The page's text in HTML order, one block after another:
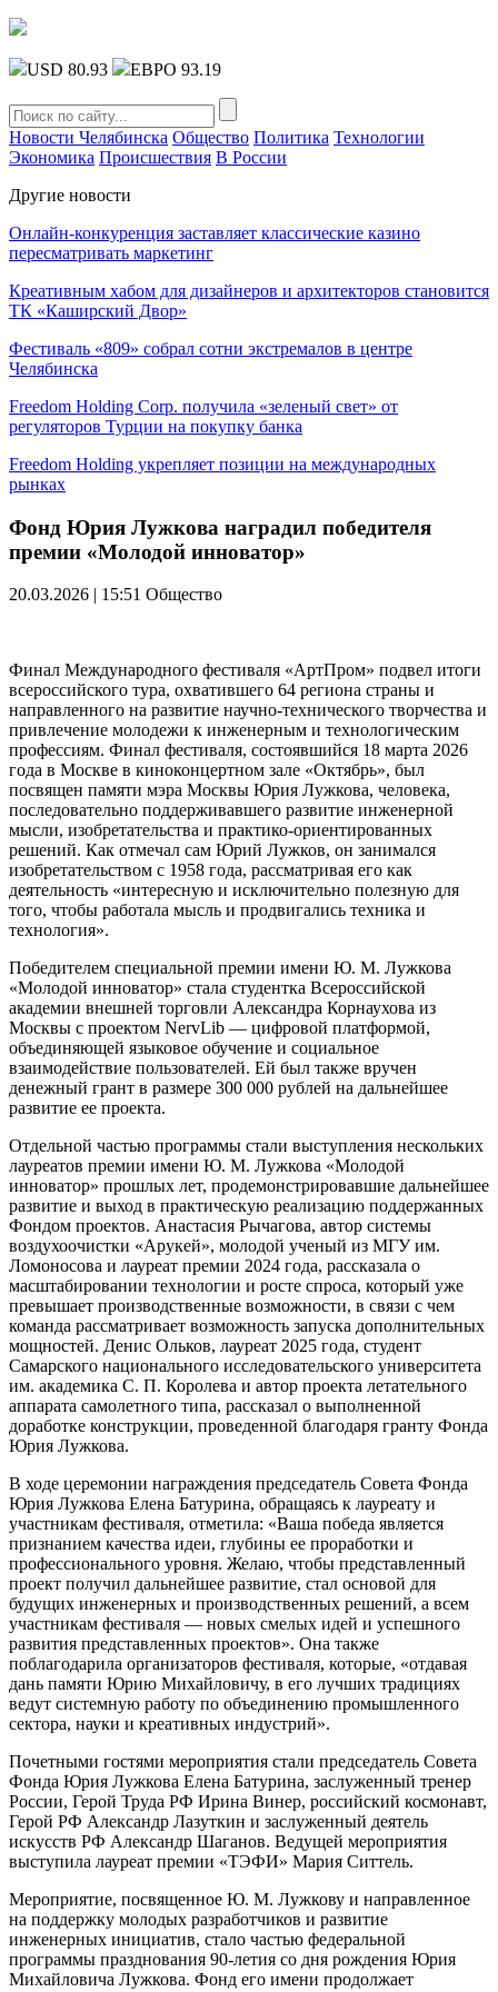
USD 80.93 ЕВРО 93.19
Новости Челябинска Общество Политика Технологии
Экономика Происшествия В России
Другие новости
Онлайн-конкуренция заставляет классические казино
пересматривать маркетинг
Креативным хабом для дизайнеров и архитекторов становится
ТК «Каширский Двор»
Фестиваль «809» собрал сотни экстремалов в центре
Челябинска
Freedom Holding Corp. получила «зеленый свет» от
регуляторов Турции на покупку банка
Freedom Holding укрепляет позиции на международных
рынках
Фонд Юрия Лужкова наградил победителя
премии «Молодой инноватор»
20.03.2026 | 15:51 Общество
Финал Международного фестиваля «АртПром» подвел итоги
всероссийского тура, охватившего 64 региона страны и
направленного на развитие научно-технического творчества и
привлечение молодежи к инженерным и технологическим
профессиям. Финал фестиваля, состоявшийся 18 марта 2026
года в Москве в киноконцертном зале «Октябрь», был
посвящен памяти мэра Москвы Юрия Лужкова, человека,
последовательно поддерживавшего развитие инженерной
мысли, изобретательства и практико-ориентированных
решений. Как отмечал сам Юрий Лужков, он занимался
изобретательством с 1958 года, рассматривая его как
деятельность «интересную и исключительно полезную для
того, чтобы работала мысль и продвигались техника и
технология».
Победителем специальной премии имени Ю. М. Лужкова
«Молодой инноватор» стала студентка Всероссийской
академии внешней торговли Александра Корнаухова из
Москвы с проектом NervLib — цифровой платформой,
объединяющей языковое обучение и социальное
взаимодействие пользователей. Ей был также вручен
денежный грант в размере 300 000 рублей на дальнейшее
развитие ее проекта.
Отдельной частью программы стали выступления нескольких
лауреатов премии имени Ю. М. Лужкова «Молодой
инноватор» прошлых лет, продемонстрировавшие дальнейшее
развитие и выход в практическую реализацию поддержанных
Фондом проектов. Анастасия Рычагова, автор системы
воздухоочистки «Арукей», молодой ученый из МГУ им.
Ломоносова и лауреат премии 2024 года, рассказала о
масштабировании технологии и росте спроса, который уже
превышает производственные возможности, в связи с чем
команда рассматривает возможность запуска дополнительных
мощностей. Денис Ольков, лауреат 2025 года, студент
Самарского национального исследовательского университета
им. академика С. П. Королева и автор проекта летательного
аппарата самолетного типа, рассказал о выполненной
доработке конструкции, проведенной благодаря гранту Фонда
Юрия Лужкова.
В ходе церемонии награждения председатель Совета Фонда
Юрия Лужкова Елена Батурина, обращаясь к лауреату и
участникам фестиваля, отметила: «Ваша победа является
признанием качества идеи, глубины ее проработки и
профессионального уровня. Желаю, чтобы представленный
проект получил дальнейшее развитие, стал основой для
будущих инженерных и производственных решений, а всем
участникам фестиваля — новых смелых идей и успешного
развития представленных проектов». Она также
поблагодарила организаторов фестиваля, которые, «отдавая
дань памяти Юрию Михайловичу, в его лучших традициях
ведут системную работу по объединению промышленного
сектора, науки и креативных индустрий».
Почетными гостями мероприятия стали председатель Совета
Фонда Юрия Лужкова Елена Батурина, заслуженный тренер
России, Герой Труда РФ Ирина Винер, российский космонавт,
Герой РФ Александр Лазуткин и заслуженный деятель
искусств РФ Александр Шаганов. Ведущей мероприятия
выступила лауреат премии «ТЭФИ» Мария Ситтель.
Мероприятие, посвященное Ю. М. Лужкову и направленное
на поддержку молодых разработчиков и развитие
инженерных инициатив, стало частью федеральной
программы празднования 90-летия со дня рождения Юрия
Михайловича Лужкова. Фонд его имени продолжает